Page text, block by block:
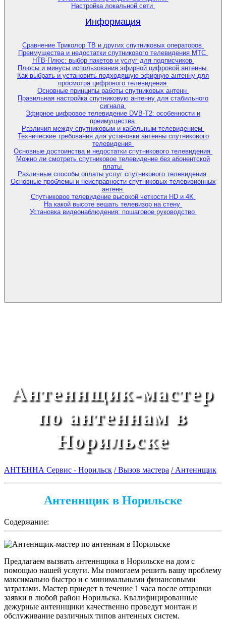
Настройка локальной сети
Информация
Сравнение Триколор ТВ и других спутниковых операторов
Преимущества и недостатки спутникового телевидения МТС
НТВ-Плюс: выбор пакетов и услуг для подписчиков
Плюсы и минусы использования эфирной цифровой антенны
Как выбрать и установить подходящую эфирную антенну для
просмотра цифрового телевидения
Основные принципы работы спутниковых антенн
Правильная настройка спутниковую антенну для стабильного
сигнала
Эфирное цифровое телевидение DVB-T2: особенности и
преимущества
Различия между спутниковым и кабельным телевидением
Технические требования для установки антенны спутникового
телевидения
Основные достоинства и недостатки спутникового телевидения
Можно ли смотреть спутниковое телевидение без абонентской
платы
Различные способы оплаты услуг спутникового телевидения
Основные проблемы и неисправности спутниковых телевизионных
антенн
Спутниковое телевидение высокой четкости HD и 4K
На какой высоте вешать телевизор на стену
Установка видеонаблюдения: пошаговое руководство
Антеннщик-мастер
по антеннам в
Норильске
АНТЕННА Сервис - Норильск / Вызов мастера / Антеннщик
Антеннщик в Норильске
Содержание:
Предлагаем вызвать антеннщика в Норильске на дом с
помощью нашей услуги. Мы помогаем решить вашу проблему
максимально быстро и с минимальными финансовыми
затратами. Мастер приедет в течение 1 часа после отправки
заявки в любой район Норильска. Квалифицированные
дежурные антеннщики качественно проведут монтаж и
обслуживание различных типов антенных систем.